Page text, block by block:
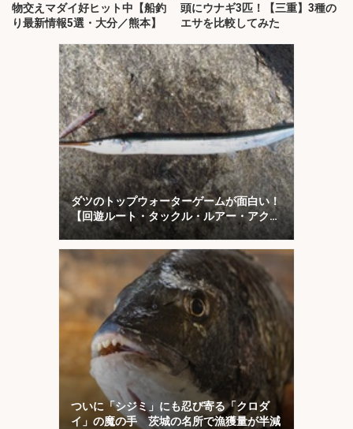
物交えマダイ好ヒット中【船釣
り最新情報5選・大分／熊本】
頭にウナギ3匹！【三重】3種の
エサを比較してみた
ダツのトップウォーターゲームが面白い！
【回遊ルート・タックル・ルアー・アクシ
ョンを解説】
ついに「シジミ」にも忍び寄る「クロダ
イ」の魔の手 茨城の名所で漁獲量が半減